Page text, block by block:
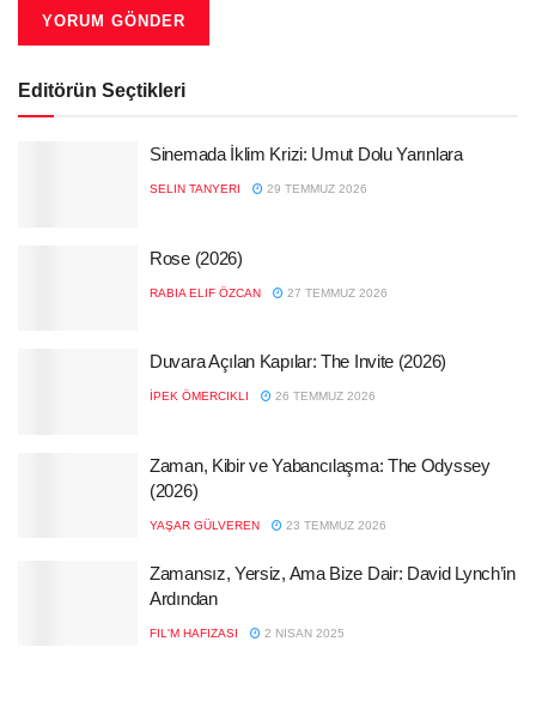
Editörün Seçtikleri
Sinemada İklim Krizi: Umut Dolu Yarınlara
SELIN TANYERI 29 TEMMUZ 2026
Rose (2026)
RABIA ELIF ÖZCAN 27 TEMMUZ 2026
Duvara Açılan Kapılar: The Invite (2026)
İPEK ÖMERCIKLI 26 TEMMUZ 2026
Zaman, Kibir ve Yabancılaşma: The Odyssey
(2026)
YAŞAR GÜLVEREN 23 TEMMUZ 2026
Zamansız, Yersiz, Ama Bize Dair: David Lynch’in
Ardından
FIL'M HAFIZASI 2 NISAN 2025